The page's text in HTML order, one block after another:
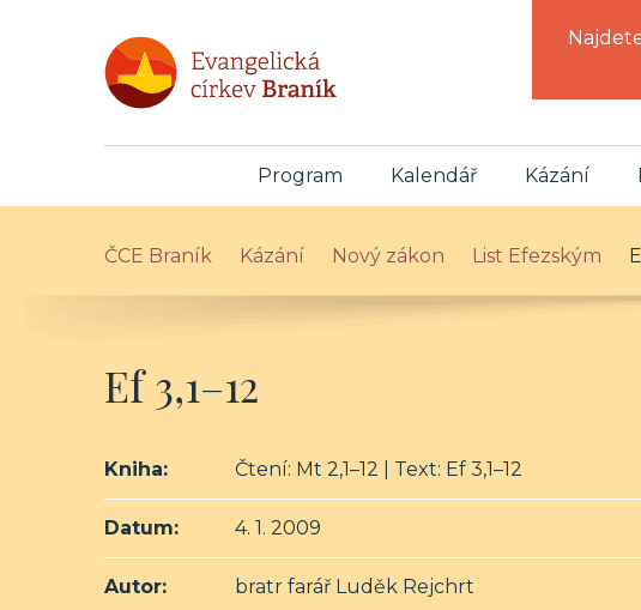
Program Kalendář Kázání
ČCE Braník Kázání Nový zákon List Efezským
Ef 3,1–12
Kniha: Čtení: Mt 2,1–12 | Text: Ef 3,1–12
Datum: 4. 1. 2009
Autor: bratr farář Luděk Rejchrt